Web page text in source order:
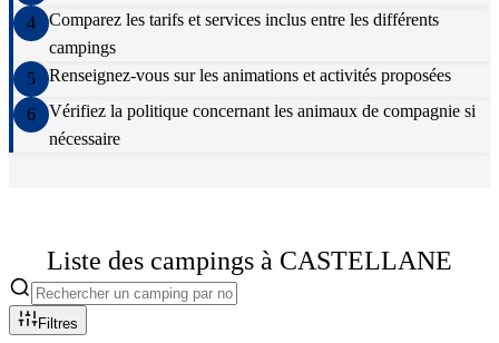
4
Comparez les tarifs et services inclus entre les différents
campings
5
Renseignez-vous sur les animations et activités proposées
6
Vérifiez la politique concernant les animaux de compagnie si
nécessaire
Liste des campings à CASTELLANE
Filtres